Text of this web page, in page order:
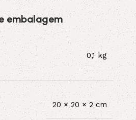
embalagem
0,1 kg
20 × 20 × 2 cm